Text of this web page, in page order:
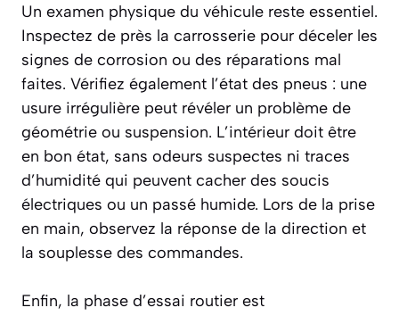
Un examen physique du véhicule reste essentiel.
Inspectez de près la carrosserie pour déceler les
signes de corrosion ou des réparations mal
faites. Vérifiez également l’état des pneus : une
usure irrégulière peut révéler un problème de
géométrie ou suspension. L’intérieur doit être
en bon état, sans odeurs suspectes ni traces
d’humidité qui peuvent cacher des soucis
électriques ou un passé humide. Lors de la prise
en main, observez la réponse de la direction et
la souplesse des commandes.
Enfin, la phase d’essai routier est